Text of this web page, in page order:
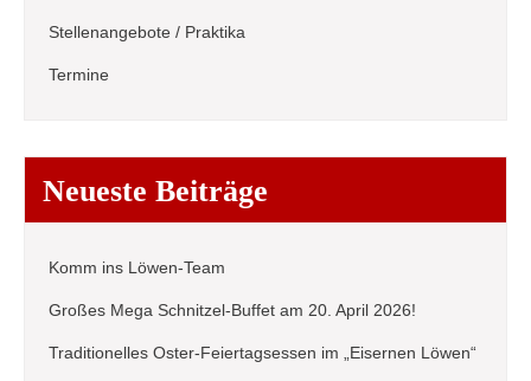
Stellenangebote / Praktika
Termine
Neueste Beiträge
Komm ins Löwen-Team
Großes Mega Schnitzel-Buffet am 20. April 2026!
Traditionelles Oster-Feiertagsessen im „Eisernen Löwen“